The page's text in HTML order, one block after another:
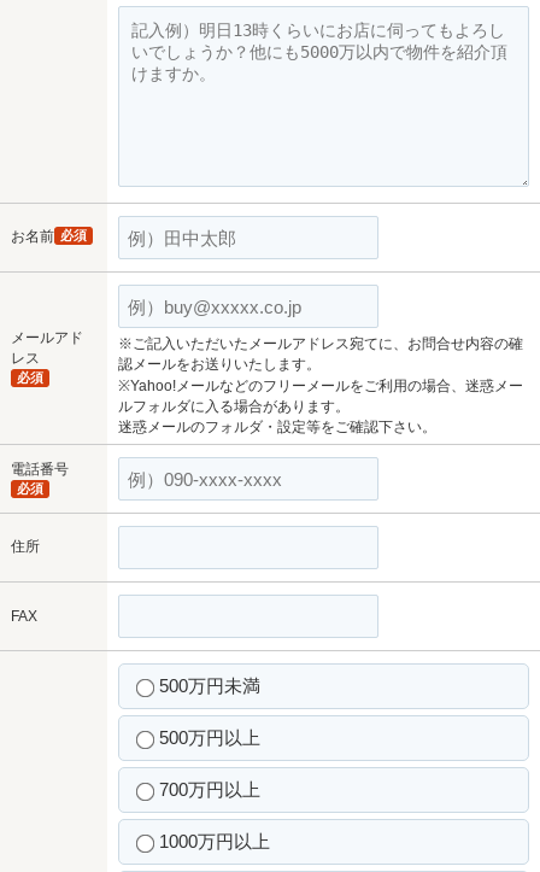
お名前 必須
メールアド
レス
必須
※ご記入いただいたメールアドレス宛てに、お問合せ内容の確
認メールをお送りいたします。
※Yahoo!メールなどのフリーメールをご利用の場合、迷惑メー
ルフォルダに入る場合があります。
迷惑メールのフォルダ・設定等をご確認下さい。
電話番号
必須
住所
FAX
500万円未満
500万円以上
700万円以上
1000万円以上